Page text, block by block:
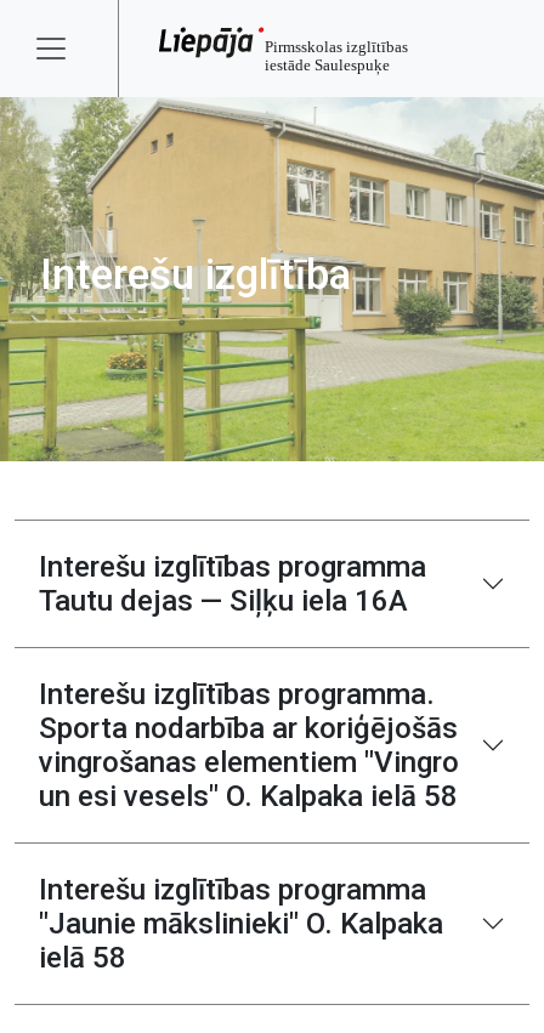
Interešu izglītība
Interešu izglītības programma
Tautu dejas — Siļķu iela 16A
Interešu izglītības programma.
Sporta nodarbība ar koriģējošās
vingrošanas elementiem "Vingro
un esi vesels" O. Kalpaka ielā 58
Interešu izglītības programma
"Jaunie mākslinieki" O. Kalpaka
ielā 58